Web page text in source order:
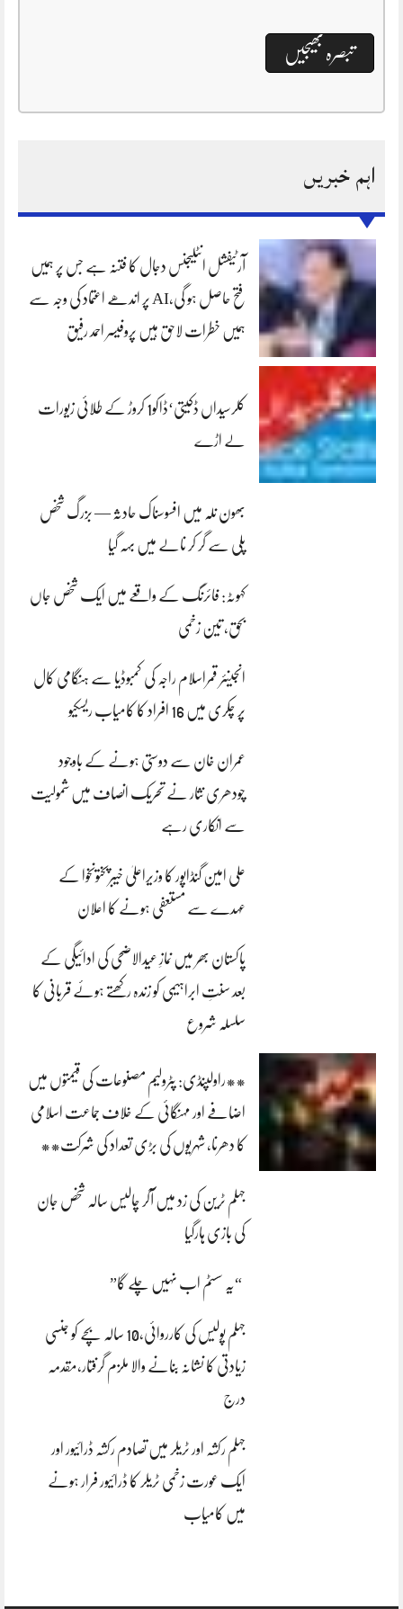
اہم خبریں
آرٹیفشل انٹلیجنس دجال کا فتنہ ہے جس پر ہمیں
فتح حاصل ہو گی،AI پر اندھے اعتماد کی وجہ سے
ہمیں خطرات لاحق ہیں پروفیسر احمد رفیق
کلرسیداں ڈکیتی‘ڈاکو1 کروڑ کے طلائی زیورات
لے اڑے
بھون نلہ میں افسوسناک حادثہ — بزرگ شخص
پلی سے گر کر نالے میں بہہ گیا
کہوٹہ: فائرنگ کے واقعے میں ایک شخص جاں
بحق، تین زخمی
انجینئر قمراسلام راجہ کی کمبوڈیا سے ہنگامی کال
پر چکری میں 16 افراد کا کامیاب ریسکیو
عمران خان سے دوستی ہونے کے باوجود
چودھری نثار نے تحریک انصاف میں شمولیت
سے انکاری رہے
علی امین گنڈاپور کا وزیراعلیٰ خیبرپختونخوا کے
عہدے سے مستعفی ہونے کا اعلان
پاکستان بھر میں نمازِ عیدالاضحی کی ادائیگی کے
بعد سنتِ ابراہیمی کو زندہ رکھتے ہوئے قربانی کا
سلسلہ شروع
**راولپنڈی: پٹرولیم مصنوعات کی قیمتوں میں
اضافے اور مہنگائی کے خلاف جماعت اسلامی
کا دھرنا، شہریوں کی بڑی تعداد کی شرکت**
جہلم ٹرین کی زد میں آکر چالیس سالہ شخص جان
کی بازی ہارگیا
“یہ سسٹم اب نہیں چلے گا”
جہلم پولیس کی کارروائی،10 سالہ بچے کو جنسی
زیادتی کا نشانہ بنانے والا ملزم گرفتار،مقدمہ
درج
جہلم رکشہ اور ٹریلر میں تصادم رکشہ ڈرائیور اور
ایک عورت زخمی ٹریلر کا ڈرائیور فرار ہونے
میں کامیاب